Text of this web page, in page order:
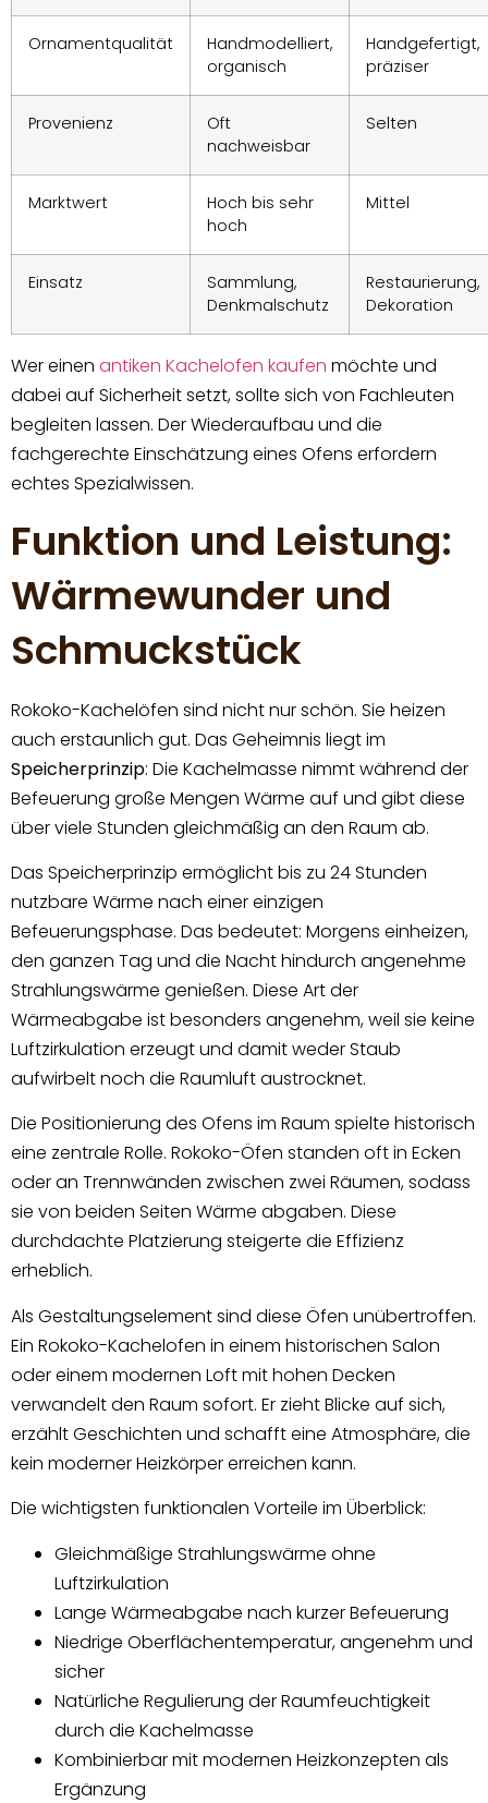
Ornamentqualität
Handmodelliert,
organisch
Handgefertigt,
präziser
Provenienz
Oft
nachweisbar
Selten
Marktwert
Hoch bis sehr
hoch
Mittel
Einsatz
Sammlung,
Denkmalschutz
Restaurierung,
Dekoration
Wer einen antiken Kachelofen kaufen möchte und
dabei auf Sicherheit setzt, sollte sich von Fachleuten
begleiten lassen. Der Wiederaufbau und die
fachgerechte Einschätzung eines Ofens erfordern
echtes Spezialwissen.
Funktion und Leistung:
Wärmewunder und
Schmuckstück
Rokoko-Kachelöfen sind nicht nur schön. Sie heizen
auch erstaunlich gut. Das Geheimnis liegt im
Speicherprinzip: Die Kachelmasse nimmt während der
Befeuerung große Mengen Wärme auf und gibt diese
über viele Stunden gleichmäßig an den Raum ab.
Das Speicherprinzip ermöglicht bis zu 24 Stunden
nutzbare Wärme nach einer einzigen
Befeuerungsphase. Das bedeutet: Morgens einheizen,
den ganzen Tag und die Nacht hindurch angenehme
Strahlungswärme genießen. Diese Art der
Wärmeabgabe ist besonders angenehm, weil sie keine
Luftzirkulation erzeugt und damit weder Staub
aufwirbelt noch die Raumluft austrocknet.
Die Positionierung des Ofens im Raum spielte historisch
eine zentrale Rolle. Rokoko-Öfen standen oft in Ecken
oder an Trennwänden zwischen zwei Räumen, sodass
sie von beiden Seiten Wärme abgaben. Diese
durchdachte Platzierung steigerte die Effizienz
erheblich.
Als Gestaltungselement sind diese Öfen unübertroffen.
Ein Rokoko-Kachelofen in einem historischen Salon
oder einem modernen Loft mit hohen Decken
verwandelt den Raum sofort. Er zieht Blicke auf sich,
erzählt Geschichten und schafft eine Atmosphäre, die
kein moderner Heizkörper erreichen kann.
Die wichtigsten funktionalen Vorteile im Überblick:
Gleichmäßige Strahlungswärme ohne
Luftzirkulation
Lange Wärmeabgabe nach kurzer Befeuerung
Niedrige Oberflächentemperatur, angenehm und
sicher
Natürliche Regulierung der Raumfeuchtigkeit
durch die Kachelmasse
Kombinierbar mit modernen Heizkonzepten als
Ergänzung